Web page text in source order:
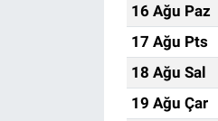
16 Ağu Paz
17 Ağu Pts
18 Ağu Sal
19 Ağu Çar